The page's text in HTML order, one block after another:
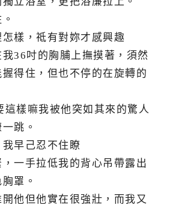
樣，祗有對妳才感興趣
36吋的胸脯上撫摸著，須然
得住，但也不停的在旋轉的
這樣嘛我被他突如其來的驚人
跳。
早己忍不住瞭
一手拉低我的背心吊帶露出
罩。
他但他實在很強壯，而我又